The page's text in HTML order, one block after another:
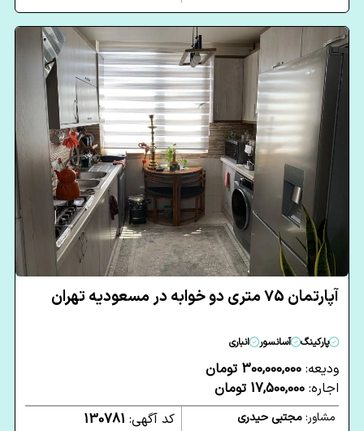
آپارتمان 75 متری دو خوابه در مسعودیه تهران
پارکینگ آسانسور انباری
ودیعه: 300,000,000 تومان
اجاره: 17,500,000 تومان
مشاور:مجتبی حیدری
کد آگهی: 130781